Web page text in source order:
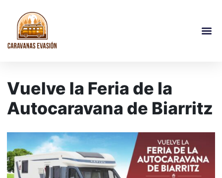
Vuelve la Feria de la
Autocaravana de Biarritz